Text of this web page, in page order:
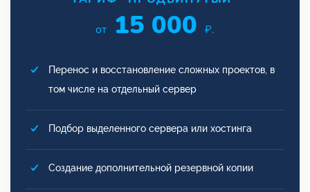
от 15 000 ₽.
Перенос и восстановление сложных проектов, в
том числе на отдельный сервер
Подбор выделенного сервера или хостинга
Создание дополнительной резервной копии